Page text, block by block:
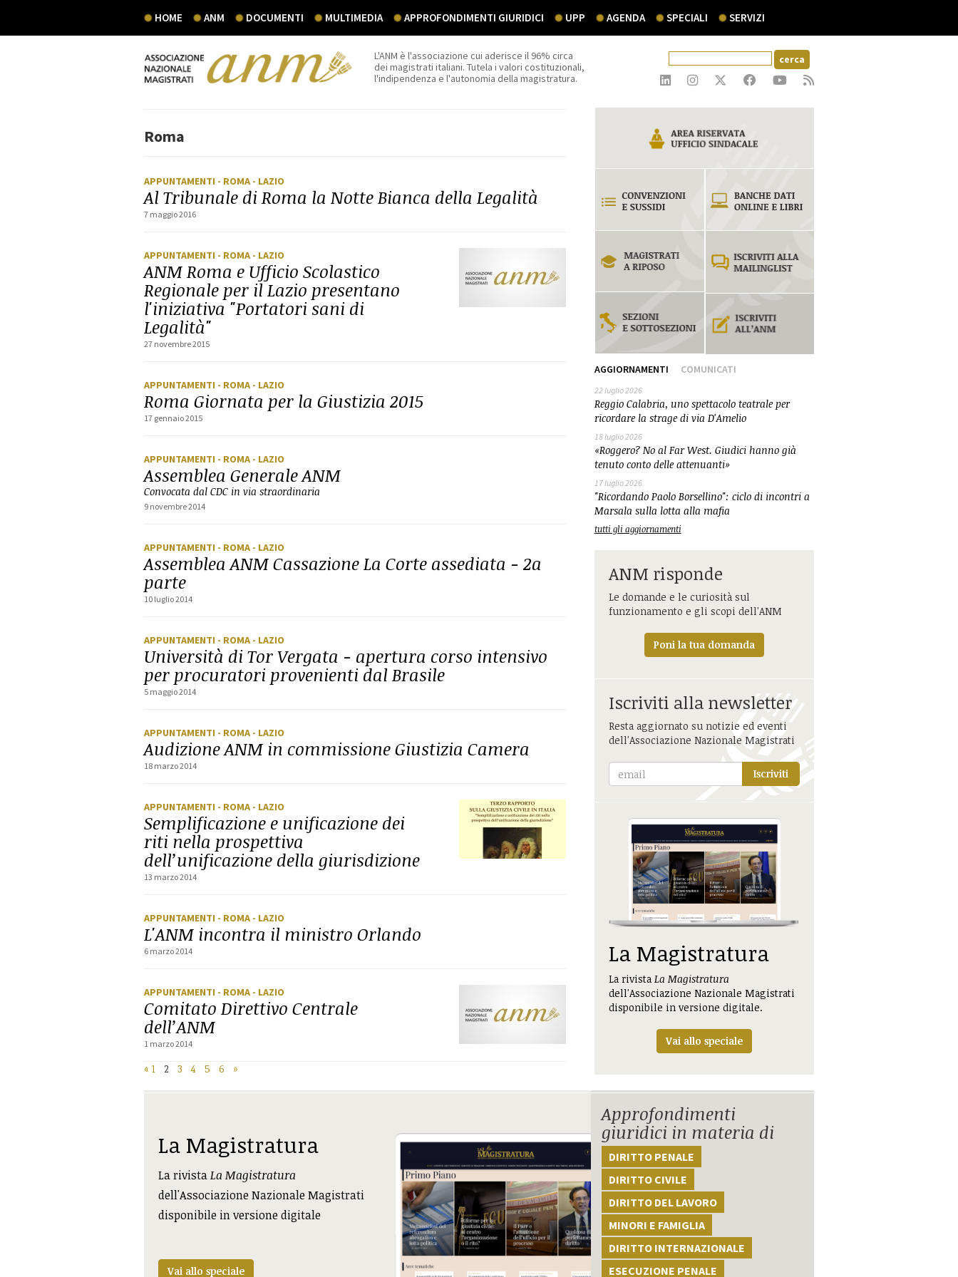
HOME ANM DOCUMENTI MULTIMEDIA APPROFONDIMENTI GIURIDICI UPP AGENDA SPECIALI SERVIZI
L'ANM è l'associazione cui aderisce il 96% circa
dei magistrati italiani. Tutela i valori costituzionali,
l'indipendenza e l'autonomia della magistratura.
Roma
APPUNTAMENTI - ROMA - LAZIO
Al Tribunale di Roma la Notte Bianca della Legalità
7 maggio 2016
APPUNTAMENTI - ROMA - LAZIO
ANM Roma e Ufficio Scolastico
Regionale per il Lazio presentano
l'iniziativa "Portatori sani di
Legalità"
27 novembre 2015
APPUNTAMENTI - ROMA - LAZIO
Roma Giornata per la Giustizia 2015
17 gennaio 2015
APPUNTAMENTI - ROMA - LAZIO
Assemblea Generale ANM
Convocata dal CDC in via straordinaria
9 novembre 2014
APPUNTAMENTI - ROMA - LAZIO
Assemblea ANM Cassazione La Corte assediata - 2a
parte
10 luglio 2014
APPUNTAMENTI - ROMA - LAZIO
Università di Tor Vergata - apertura corso intensivo
per procuratori provenienti dal Brasile
5 maggio 2014
APPUNTAMENTI - ROMA - LAZIO
Audizione ANM in commissione Giustizia Camera
18 marzo 2014
APPUNTAMENTI - ROMA - LAZIO
Semplificazione e unificazione dei
riti nella prospettiva
dell’unificazione della giurisdizione
13 marzo 2014
APPUNTAMENTI - ROMA - LAZIO
L'ANM incontra il ministro Orlando
6 marzo 2014
APPUNTAMENTI - ROMA - LAZIO
Comitato Direttivo Centrale
dell’ANM
1 marzo 2014
« 1 2 3 4 5 6 »
AGGIORNAMENTI COMUNICATI
22 luglio 2026
Reggio Calabria, uno spettacolo teatrale per
ricordare la strage di via D'Amelio
18 luglio 2026
«Roggero? No al Far West. Giudici hanno già
tenuto conto delle attenuanti»
17 luglio 2026
"Ricordando Paolo Borsellino": ciclo di incontri a
Marsala sulla lotta alla mafia
tutti gli aggiornamenti
ANM risponde
Le domande e le curiosità sul
funzionamento e gli scopi dell'ANM
Poni la tua domanda
Iscriviti alla newsletter
Resta aggiornato su notizie ed eventi
dell'Associazione Nazionale Magistrati
Iscriviti
La Magistratura
La rivista La Magistratura
dell'Associazione Nazionale Magistrati
disponibile in versione digitale.
Vai allo speciale
La Magistratura
La rivistaLa Magistratura
dell'Associazione Nazionale Magistrati
disponibile in versione digitale
Vai allo speciale
Approfondimenti
giuridici in materia di
DIRITTO PENALE
DIRITTO CIVILE
DIRITTO DEL LAVORO
MINORI E FAMIGLIA
DIRITTO INTERNAZIONALE
ESECUZIONE PENALE